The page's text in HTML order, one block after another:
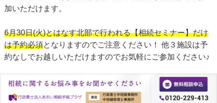
加いただけます。
6月30日(火)とはなす北部で行われる【相続セミナー】だけ
は予約必須となりますのでご注意ください！ 他３施設は予
約なしでお越しいただけますのでお気軽にご参加ください♪